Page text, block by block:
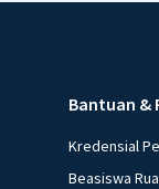
Bantuan &
Kredensial
Beasiswa